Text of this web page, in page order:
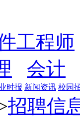
工程师
会计
时报 新闻资讯 校园
招聘信